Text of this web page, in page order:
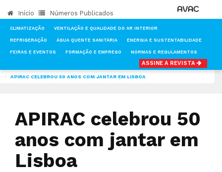
Início Números Publicados
CLIMATIZAÇÃO VENTILAÇÃO E QUALIDADE DO AR INTERIOR
REFRIGERAÇÃO ÁGUA QUENTE SANITÁRIA ENERGIA E SUSTENTABILIDADE
FEIRAS E EVENTOS FORMAÇÃO E EMPREGO NORMAS E REGULAMENTOS
ASSINE A REVISTA
APIRAC CELEBROU 50 ANOS COM JANTAR EM LISBOA
APIRAC celebrou 50
anos com jantar em
Lisboa